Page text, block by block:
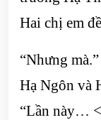
Hai chị em
“Nhưng
Hạ Ngôn và
“Lần này…